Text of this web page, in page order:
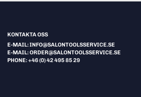
KONTAKTA OSS
E-MAIL: INFO@SALONTOOLSSERVICE.SE
E-MAIL: ORDER@SALONTOOLSSERVICE.SE
PHONE: +46 (0) 42 495 85 29